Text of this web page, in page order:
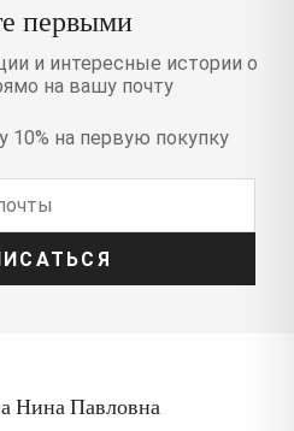
первыми
и интересные истории о
на вашу почту
10% на первую покупку
Нина Павловна